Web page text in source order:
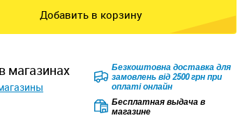
Добавить в корзину
магазинах
Безкоштовна доставка для
замовлень від 2500 грн при
оплаті онлайн
Бесплатная выдача в
магазине